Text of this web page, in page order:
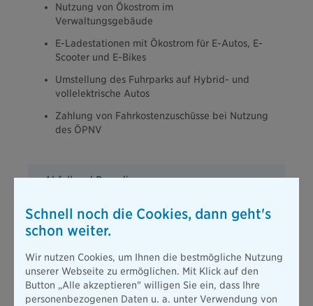
Nutzung von Ökostrom im
Verwaltungsgebäude
E-Ladestationen mit Ökostrom für E-Autos, E-
Scooter und E-Bikes
Umstellung des Fuhrparks auf Hybrid- und
vollelektrische Autos
Zahlung von Fahrkostenzuschüsse bei Nutzung
des ÖPNV
Abfall und Recycling
Verwendung von recyceltem Hygienepapier
Hygienehandtücher
Umfassendes Abfalltrennsystem
Schnell noch die Cookies, dann geht's
schon weiter.
Wir nutzen Cookies, um Ihnen die bestmögliche Nutzung
unserer Webseite zu ermöglichen. Mit Klick auf den
Button „Alle akzeptieren" willigen Sie ein, dass Ihre
personenbezogenen Daten u. a. unter Verwendung von